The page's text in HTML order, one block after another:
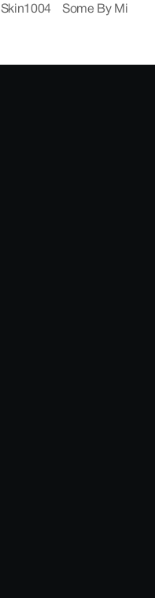
Skin1004
Some By Mi